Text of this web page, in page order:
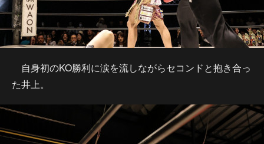
自身初のKO勝利に涙を流しながらセコンドと抱き合っ
た井上。